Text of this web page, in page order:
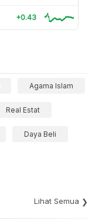
+0.43
Agama Islam
Real Estat
Daya Beli
Lihat Semua